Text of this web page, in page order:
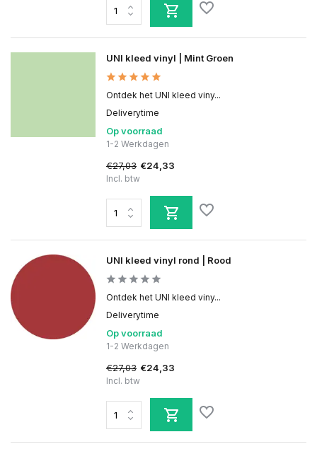
UNI kleed vinyl | Mint Groen
Ontdek het UNI kleed viny...
Deliverytime
Op voorraad
1-2 Werkdagen
€27,03 €24,33
Incl. btw
UNI kleed vinyl rond | Rood
Ontdek het UNI kleed viny...
Deliverytime
Op voorraad
1-2 Werkdagen
€27,03 €24,33
Incl. btw